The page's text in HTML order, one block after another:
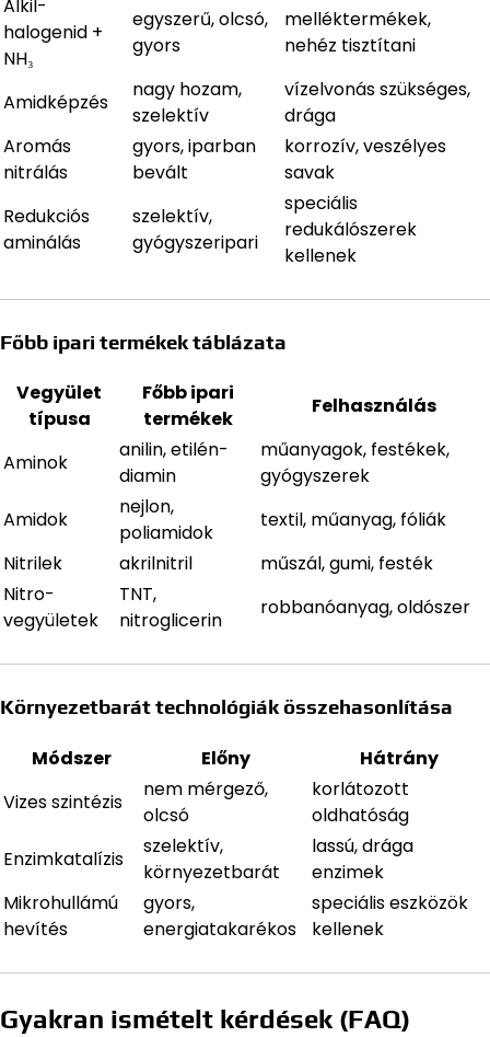
Alkil-
halogenid +
NH₃
egyszerű, olcsó,
gyors
melléktermékek,
nehéz tisztítani
Amidképzés
nagy hozam,
szelektív
vízelvonás szükséges,
drága
Aromás
nitrálás
gyors, iparban
bevált
korrozív, veszélyes
savak
Redukciós
aminálás
szelektív,
gyógyszeripari
speciális
redukálószerek
kellenek
Főbb ipari termékek táblázata
Vegyület
típusa
Főbb ipari
termékek
Felhasználás
Aminok
anilin, etilén-
diamin
műanyagok, festékek,
gyógyszerek
Amidok
nejlon,
poliamidok
textil, műanyag, fóliák
Nitrilek
akrilnitril
műszál, gumi, festék
Nitro-
vegyületek
TNT,
nitroglicerin
robbanóanyag, oldószer
Környezetbarát technológiák összehasonlítása
Módszer Előny
Hátrány
Vizes szintézis
nem mérgező,
olcsó
korlátozott
oldhatóság
Enzimkatalízis
szelektív,
környezetbarát
lassú, drága
enzimek
Mikrohullámú
hevítés
gyors,
energiatakarékos
speciális eszközök
kellenek
Gyakran ismételt kérdések (FAQ)